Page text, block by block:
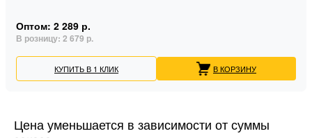
Оптом: 2 289 р.
В розницу: 2 679 р.
КУПИТЬ В 1 КЛИК В КОРЗИНУ
Цена уменьшается в зависимости от суммы